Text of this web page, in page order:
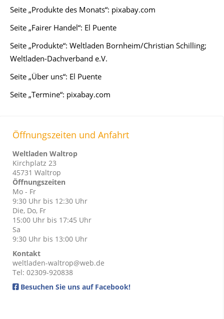
Seite „Produkte des Monats“: pixabay.com
Seite „Fairer Handel“: El Puente
Seite „Produkte“: Weltladen Bornheim/Christian Schilling;
Weltladen-Dachverband e.V.
Seite „Über uns“: El Puente
Seite „Termine“: pixabay.com
Öffnungszeiten und Anfahrt
Weltladen Waltrop
Kirchplatz 23
45731 Waltrop
Öffnungszeiten
Mo - Fr
9:30 Uhr bis 12:30 Uhr
Die, Do, Fr
15:00 Uhr bis 17:45 Uhr
Sa
9:30 Uhr bis 13:00 Uhr
Kontakt
weltladen-waltrop@web.de
Tel: 02309-920838
Besuchen Sie uns auf Facebook!